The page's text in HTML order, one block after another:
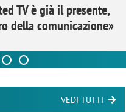
TV è già il presente,
della comunicazione»
VEDI TUTTI